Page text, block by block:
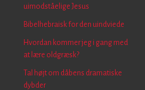
uimodståelige Jesus
Bibelhebraisk for den uindviede
Hvordan kommer jeg i gang med
at lære oldgræsk?
Tal højt om dåbens dramatiske
dybder